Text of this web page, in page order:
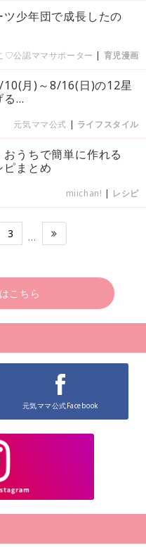
ツ少年団で成長したの
♡公認ママサポーター | 育児漫画
10(月)～8/16(日)の12星
...
元気ママ公式 | ライフスタイル
うちで簡単に作れる
ピまとめ
miichan! | レシピ
3 …
こちら
元気ママ公式Facebook